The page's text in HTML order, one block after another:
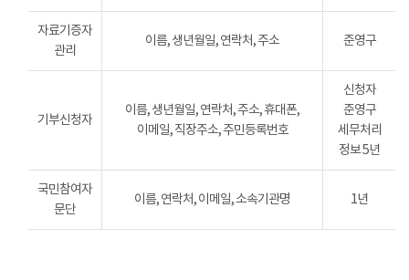
자료기증자
관리
이름, 생년월일, 연락처, 주소 준영구
기부신청자
이름, 생년월일, 연락처, 주소, 휴대폰,
이메일, 직장주소, 주민등록번호
신청자
준영구
세무처리
정보 5년
국민참여자
문단
이름, 연락처, 이메일, 소속기관명 1년